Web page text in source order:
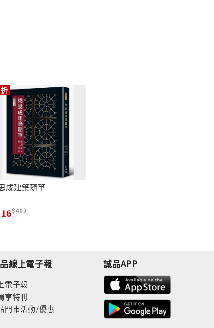
成建築隨筆
400
線上電子報
電子報
享特刊
門市活動/優惠
誠品APP